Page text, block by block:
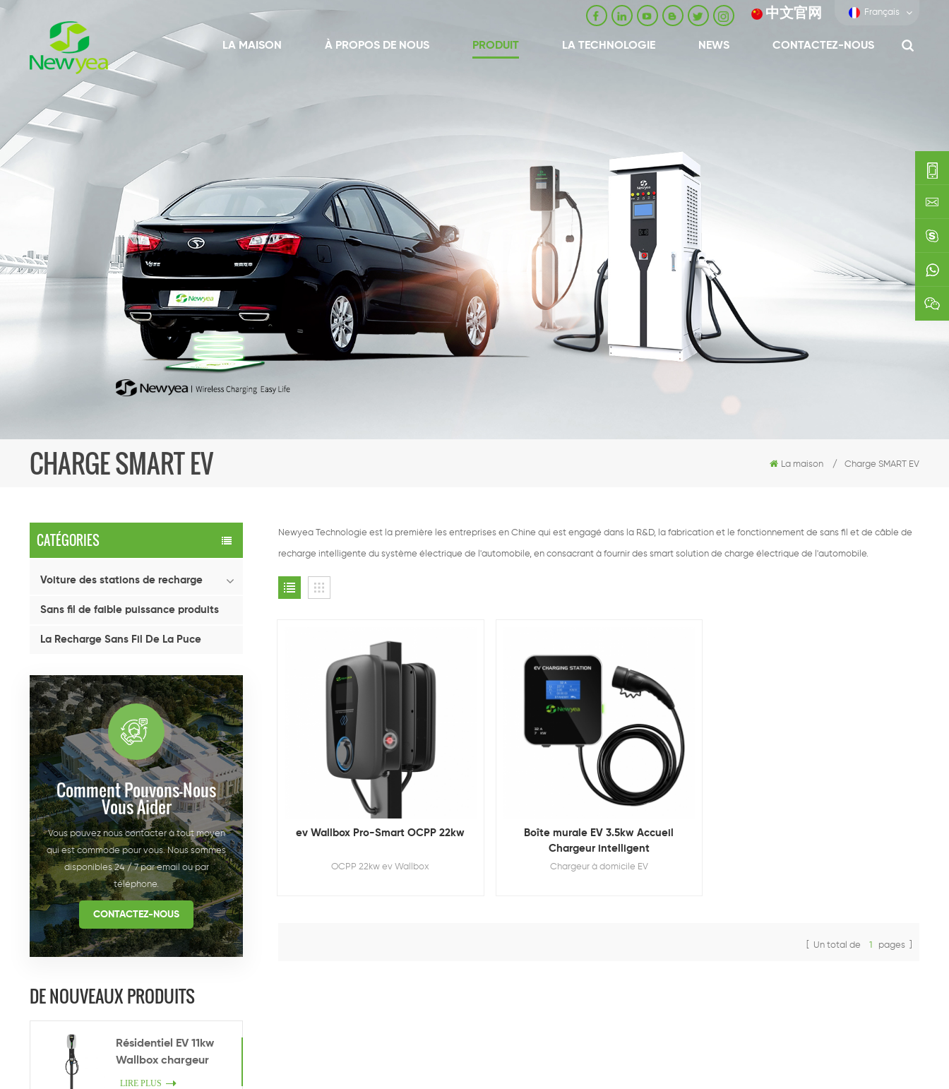
中文官网 Français
LA MAISON À PROPOS DE NOUS PRODUIT LA TECHNOLOGIE NEWS CONTACTEZ-NOUS
CHARGE SMART EV La maison / Charge SMART EV
CATÉGORIES
Voiture des stations de recharge
Sans fil de faible puissance produits
La Recharge Sans Fil De La Puce
Comment Pouvons-Nous
Vous Aider
Vous pouvez nous contacter à tout moyen
qui est commode pour vous. Nous sommes
disponibles 24 / 7 par email ou par
téléphone.
CONTACTEZ-NOUS
DE NOUVEAUX PRODUITS
Résidentiel EV 11kw
Wallbox chargeur
LIRE PLUS
Newyea Technologie est la première les entreprises en Chine qui est engagé dans la R&D, la fabrication et le fonctionnement de sans fil et de câble de
recharge intelligente du système électrique de l'automobile, en consacrant à fournir des smart solution de charge électrique de l'automobile.
ev Wallbox Pro-Smart OCPP 22kw
OCPP 22kw ev Wallbox
Boîte murale EV 3.5kw Accueil
Chargeur intelligent
Chargeur à domicile EV
[ Un total de 1 pages ]
0086-
0592-